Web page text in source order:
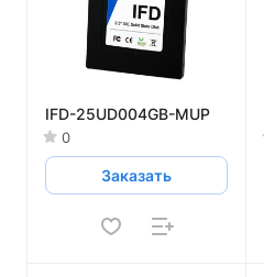
IFD-25UD004GB-MUP
0
Заказать